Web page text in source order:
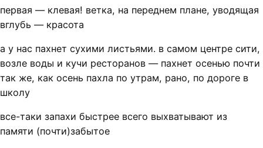
первая — клевая! ветка, на переднем плане, уводящая
вглубь — красота
а у нас пахнет сухими листьями. в самом центре сити,
возле воды и кучи ресторанов — пахнет осенью почти
так же, как осень пахла по утрам, рано, по дороге в
школу
все-таки запахи быстрее всего выхватывают из
памяти (почти)забытое